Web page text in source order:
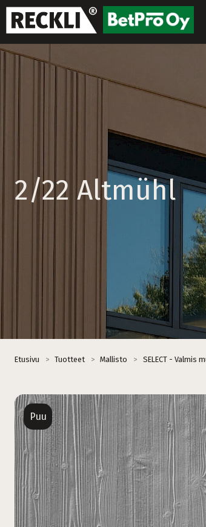
2/22 Altmühl
Etusivu > Tuotteet > Mallisto > SELECT -
Puu